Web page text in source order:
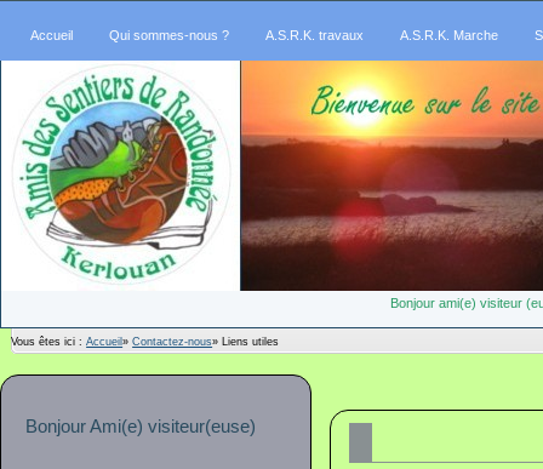
Accueil Qui sommes-nous ? A.S.R.K. travaux A.S.R.K. Marche
Bonjour ami(e) visiteur
Vous êtes ici :Accueil»Contactez-nous» Liens utiles
Bonjour Ami(e) visiteur(euse)